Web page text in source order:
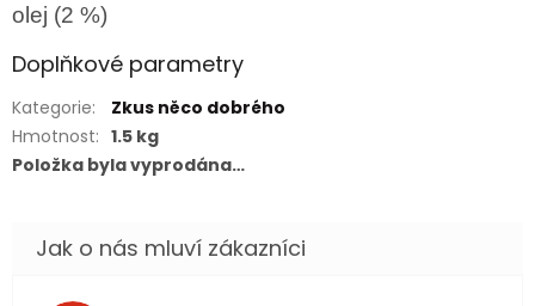
olej (2 %)
Doplňkové parametry
Kategorie:
Zkus něco dobrého
Hmotnost: 1.5 kg
Položka byla vyprodána…